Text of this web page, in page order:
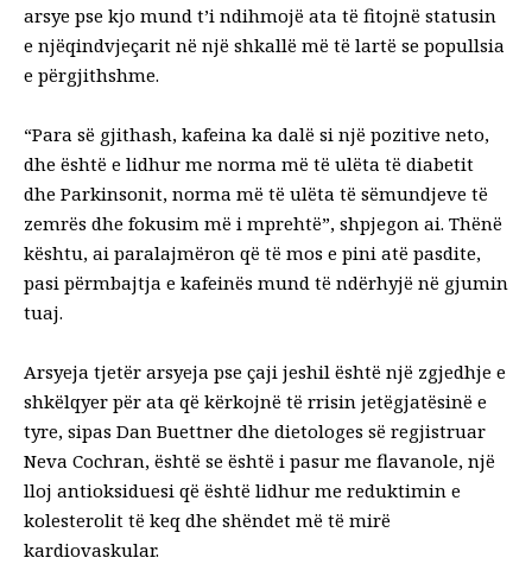
arsye pse kjo mund t’i ndihmojë ata të fitojnë statusin
e njëqindvjeçarit në një shkallë më të lartë se popullsia
e përgjithshme.
“Para së gjithash, kafeina ka dalë si një pozitive neto,
dhe është e lidhur me norma më të ulëta të diabetit
dhe Parkinsonit, norma më të ulëta të sëmundjeve të
zemrës dhe fokusim më i mprehtë”, shpjegon ai. Thënë
kështu, ai paralajmëron që të mos e pini atë pasdite,
pasi përmbajtja e kafeinës mund të ndërhyjë në gjumin
tuaj.
Arsyeja tjetër arsyeja pse çaji jeshil është një zgjedhje e
shkëlqyer për ata që kërkojnë të rrisin jetëgjatësinë e
tyre, sipas Dan Buettner dhe dietologes së regjistruar
Neva Cochran, është se është i pasur me flavanole, një
lloj antioksiduesi që është lidhur me reduktimin e
kolesterolit të keq dhe shëndet më të mirë
kardiovaskular.